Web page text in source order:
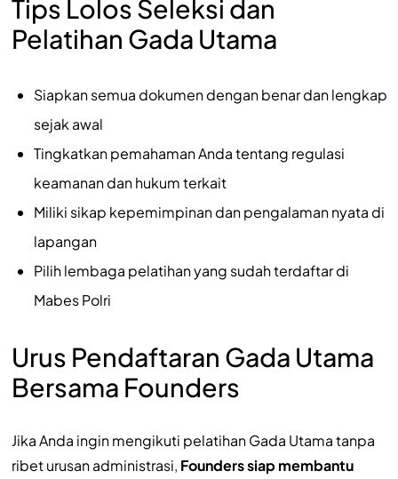
Tips Lolos Seleksi dan
Pelatihan Gada Utama
Siapkan semua dokumen dengan benar dan lengkap
sejak awal
Tingkatkan pemahaman Anda tentang regulasi
keamanan dan hukum terkait
Miliki sikap kepemimpinan dan pengalaman nyata di
lapangan
Pilih lembaga pelatihan yang sudah terdaftar di
Mabes Polri
Urus Pendaftaran Gada Utama
Bersama Founders
Jika Anda ingin mengikuti pelatihan Gada Utama tanpa
ribet urusan administrasi, Founders siap membantu